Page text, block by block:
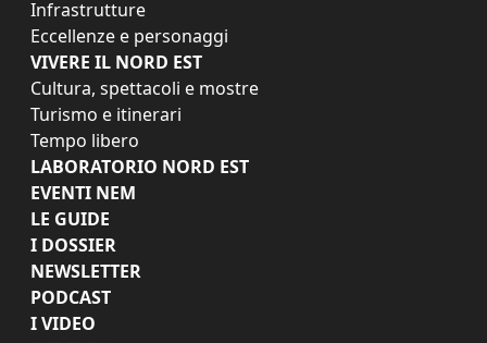
Infrastrutture
Eccellenze e personaggi
VIVERE IL NORD EST
Cultura, spettacoli e mostre
Turismo e itinerari
Tempo libero
LABORATORIO NORD EST
EVENTI NEM
LE GUIDE
I DOSSIER
NEWSLETTER
PODCAST
I VIDEO